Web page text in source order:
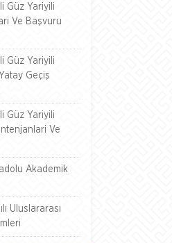
Güz Yariyili
Ve Başvuru
Güz Yariyili
Geçiş
Güz Yariyili
Ve
Akademik
Uluslararası